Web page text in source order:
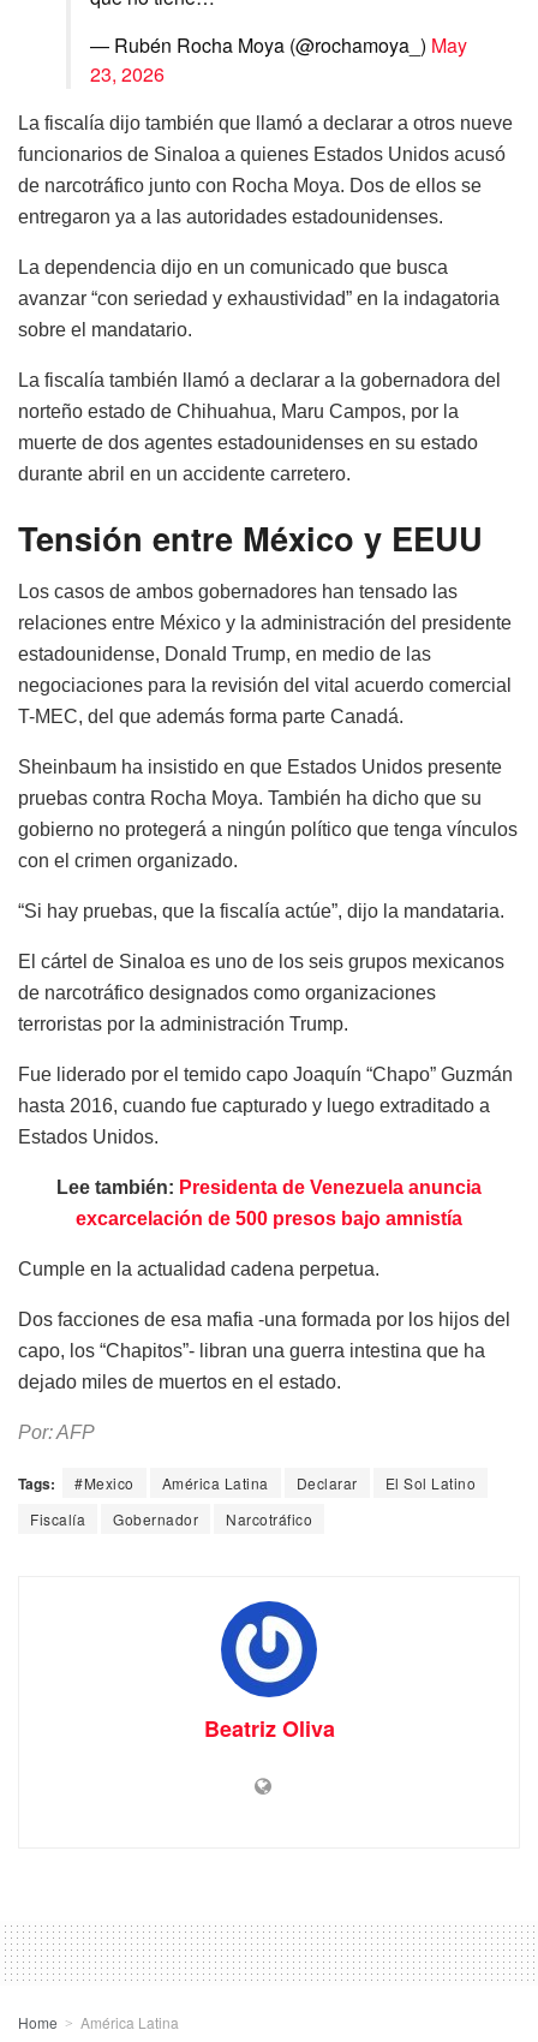
— Rubén Rocha Moya (@rochamoya_) May
23, 2026
La fiscalía dijo también que llamó a declarar a otros nueve
funcionarios de Sinaloa a quienes Estados Unidos acusó
de narcotráfico junto con Rocha Moya. Dos de ellos se
entregaron ya a las autoridades estadounidenses.
La dependencia dijo en un comunicado que busca
avanzar “con seriedad y exhaustividad” en la indagatoria
sobre el mandatario.
La fiscalía también llamó a declarar a la gobernadora del
norteño estado de Chihuahua, Maru Campos, por la
muerte de dos agentes estadounidenses en su estado
durante abril en un accidente carretero.
Tensión entre México y EEUU
Los casos de ambos gobernadores han tensado las
relaciones entre México y la administración del presidente
estadounidense, Donald Trump, en medio de las
negociaciones para la revisión del vital acuerdo comercial
T-MEC, del que además forma parte Canadá.
Sheinbaum ha insistido en que Estados Unidos presente
pruebas contra Rocha Moya. También ha dicho que su
gobierno no protegerá a ningún político que tenga vínculos
con el crimen organizado.
“Si hay pruebas, que la fiscalía actúe”, dijo la mandataria.
El cártel de Sinaloa es uno de los seis grupos mexicanos
de narcotráfico designados como organizaciones
terroristas por la administración Trump.
Fue liderado por el temido capo Joaquín “Chapo” Guzmán
hasta 2016, cuando fue capturado y luego extraditado a
Estados Unidos.
Lee también: Presidenta de Venezuela anuncia
excarcelación de 500 presos bajo amnistía
Cumple en la actualidad cadena perpetua.
Dos facciones de esa mafia -una formada por los hijos del
capo, los “Chapitos”- libran una guerra intestina que ha
dejado miles de muertos en el estado.
Por: AFP
Tags: #Mexico América Latina Declarar
El Sol Latino
Fiscalía
Gobernador Narcotráfico
Beatriz Oliva
Home América Latina